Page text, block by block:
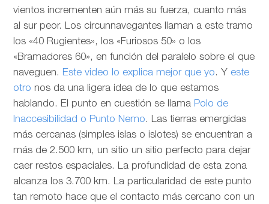
vientos incrementen aún más su fuerza, cuanto más
al sur peor. Los circunnavegantes llaman a este tramo
los «40 Rugientes», los «Furiosos 50» o los
«Bramadores 60», en función del paralelo sobre el que
naveguen. Este video lo explica mejor que yo. Y este
otro nos da una ligera idea de lo que estamos
hablando. El punto en cuestión se llama Polo de
Inaccesibilidad o Punto Nemo. Las tierras emergidas
más cercanas (simples islas o islotes) se encuentran a
más de 2.500 km, un sitio un sitio perfecto para dejar
caer restos espaciales. La profundidad de esta zona
alcanza los 3.700 km. La particularidad de este punto
tan remoto hace que el contacto más cercano con un